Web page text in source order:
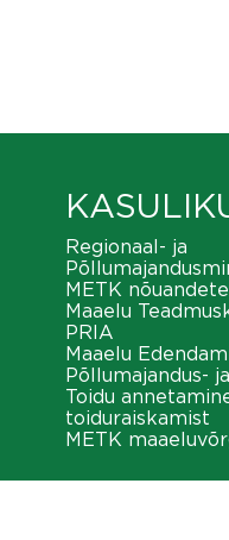
Regionaal- ja
METK
Maaelu
PRIA
Maaelu
Põllumajandus-
Toidu
toiduraiskamist
METK